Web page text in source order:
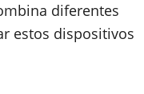
diferentes
estos dispositivos